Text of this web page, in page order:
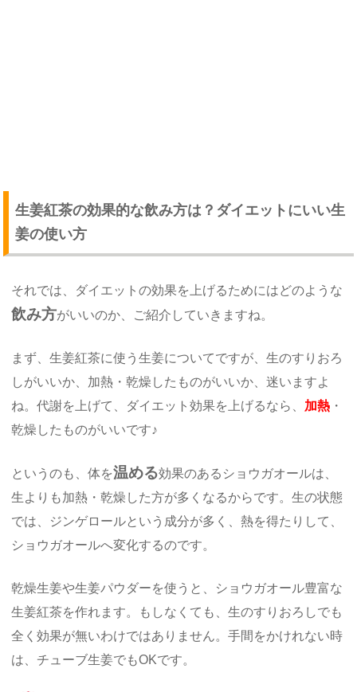
生姜紅茶の効果的な飲み方は？ダイエットにいい生
姜の使い方
それでは、ダイエットの効果を上げるためにはどのような
飲み方がいいのか、ご紹介していきますね。
まず、生姜紅茶に使う生姜についてですが、生のすりおろ
しがいいか、加熱・乾燥したものがいいか、迷いますよ
ね。代謝を上げて、ダイエット効果を上げるなら、 加熱 ・
乾燥したものがいいです♪
というのも、体を温める効果のあるショウガオールは、
生よりも加熱・乾燥した方が多くなるからです。生の状態
では、ジンゲロールという成分が多く、熱を得たりして、
ショウガオールへ変化するのです。
乾燥生姜や生姜パウダーを使うと、ショウガオール豊富な
生姜紅茶を作れます。もしなくても、生のすりおろしでも
全く効果が無いわけではありません。手間をかけれない時
は、チューブ生姜でもOKです。